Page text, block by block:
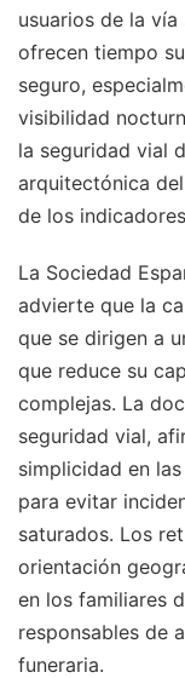
usuarios de la
ofrecen tiempo
seguro,
visibilidad
la seguridad vial
arquitectónica
de los
La Sociedad
advierte que la
que se dirigen a
que reduce su
complejas. La
seguridad vial,
simplicidad en
para evitar
saturados. Los
orientación
en los familiares
responsables de
funeraria.